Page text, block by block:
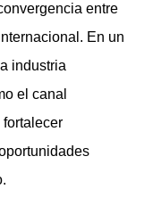
entre
En un
industria
el canal